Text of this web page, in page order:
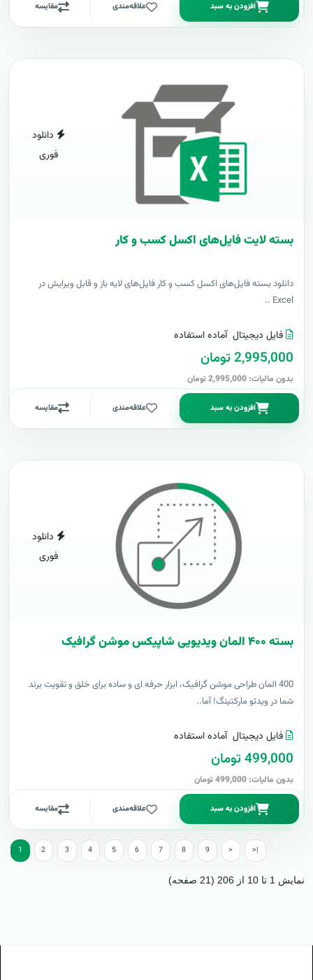
افزودن به سبد علاقه‌مندی مقایسه
دانلود
فوری
بسته لایت فایل‌های اکسل کسب و کار
دانلود بسته فایل‌های اکسل کسب و کار فایل‌های لایه باز و قابل ویرایش در
Excel ..
فایل دیجیتال آماده استفاده
2,995,000 تومان
بدون مالیات: 2,995,000 تومان
افزودن به سبد علاقه‌مندی مقایسه
دانلود
فوری
بسته ۴۰۰ المان ویدیویی شاپیکس موشن گرافیک
400 المان طراحی موشن گرافیک، ابزار حرفه ای و ساده برای خلق و تقویت برند
شما در ویدئو مارکتینگ! آما..
فایل دیجیتال آماده استفاده
499,000 تومان
بدون مالیات: 499,000 تومان
افزودن به سبد علاقه‌مندی مقایسه
1 2 3 4 5 6 7 8 9 > >|
نمایش 1 تا 10 از 206 (21 صفحه)